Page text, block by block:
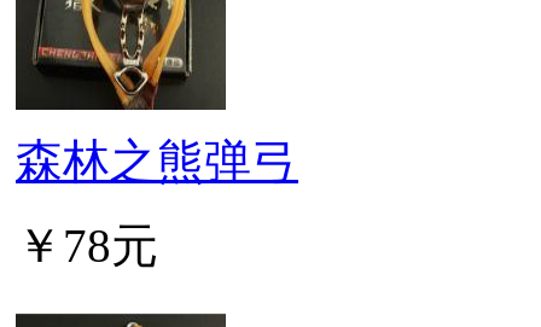
森林之熊弹弓
￥78元